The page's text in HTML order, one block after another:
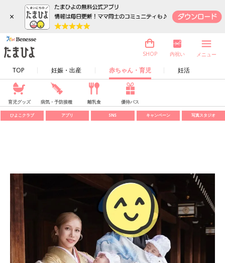
×
TOP 妊娠・出産 赤ちゃん・育児 妊活
SHOP 内祝い メニュー
育児グッズ 病気・予防接種 離乳食 優待パス
ひよこクラブ アプリ SNS キャンペーン 写真スタジオ